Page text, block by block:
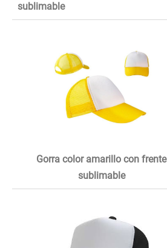
sublimable
Gorra color amarillo con frente
sublimable